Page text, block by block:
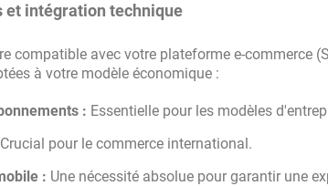
intégration technique
compatible avec votre plateforme e-commerce
à votre modèle économique :
: Essentielle pour les modèles
Crucial pour le commerce international.
: Une nécessité absolue pour garantir une